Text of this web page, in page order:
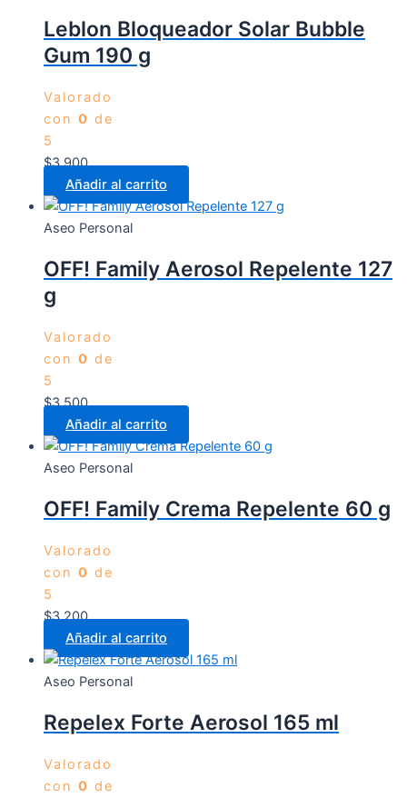
Leblon Bloqueador Solar Bubble
Gum 190 g
Valorado
con 0 de
5
$3.900
Añadir al carrito
Aseo Personal
OFF! Family Aerosol Repelente 127
g
Valorado
con 0 de
5
$3.500
Añadir al carrito
Aseo Personal
OFF! Family Crema Repelente 60 g
Valorado
con 0 de
5
$3.200
Añadir al carrito
Aseo Personal
Repelex Forte Aerosol 165 ml
Valorado
con 0 de